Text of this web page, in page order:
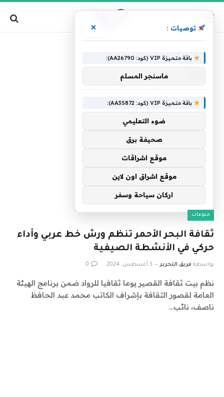
منوعات
ثقافة البحر الأحمر تنظم ورش خط عربي وأداء
حركي في الأنشطة الصيفية
بواسطة فريق التحرير 3 أغسطس، 2024 0
نظم بيت ثقافة القصير يوما ثقافيا للرواد ضمن برنامج الهيئة
العامة لقصور الثقافة بإشراف الكاتب محمد عبد الحافظ
ناصف، نائب…
توصيات : ×
باقة متميزة VIP (كود: AA26790):
ماسنجر المسلم
باقة متميزة VIP (كود: AA35872):
ضوء التعليمي
صحيفة برق
موقع اشراقات
موقع اشراق اون لاين
اركان سياحة وسفر